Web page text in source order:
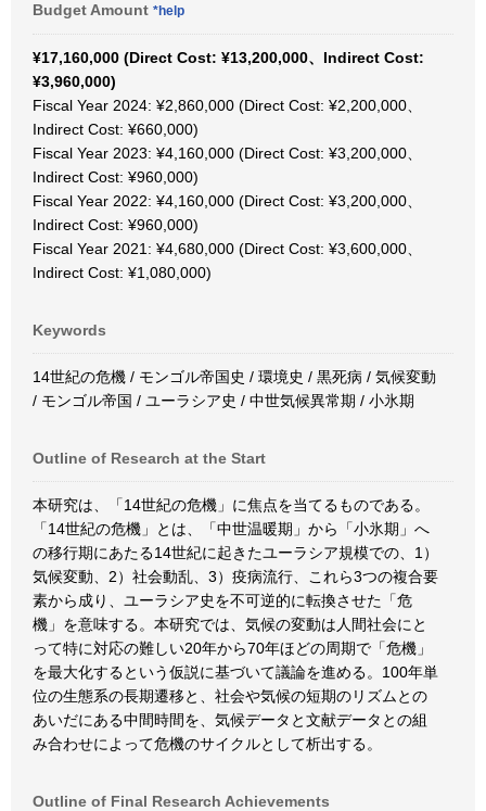
Budget Amount *help
¥17,160,000 (Direct Cost: ¥13,200,000、Indirect Cost:
¥3,960,000)
Fiscal Year 2024: ¥2,860,000 (Direct Cost: ¥2,200,000、
Indirect Cost: ¥660,000)
Fiscal Year 2023: ¥4,160,000 (Direct Cost: ¥3,200,000、
Indirect Cost: ¥960,000)
Fiscal Year 2022: ¥4,160,000 (Direct Cost: ¥3,200,000、
Indirect Cost: ¥960,000)
Fiscal Year 2021: ¥4,680,000 (Direct Cost: ¥3,600,000、
Indirect Cost: ¥1,080,000)
Keywords
14世紀の危機 / モンゴル帝国史 / 環境史 / 黒死病 / 気候変動
/ モンゴル帝国 / ユーラシア史 / 中世気候異常期 / 小氷期
Outline of Research at the Start
本研究は、「14世紀の危機」に焦点を当てるものである。
「14世紀の危機」とは、「中世温暖期」から「小氷期」へ
の移行期にあたる14世紀に起きたユーラシア規模での、1）
気候変動、2）社会動乱、3）疫病流行、これら3つの複合要
素から成り、ユーラシア史を不可逆的に転換させた「危
機」を意味する。本研究では、気候の変動は人間社会にと
って特に対応の難しい20年から70年ほどの周期で「危機」
を最大化するという仮説に基づいて議論を進める。100年単
位の生態系の長期遷移と、社会や気候の短期のリズムとの
あいだにある中間時間を、気候データと文献データとの組
み合わせによって危機のサイクルとして析出する。
Outline of Final Research Achievements